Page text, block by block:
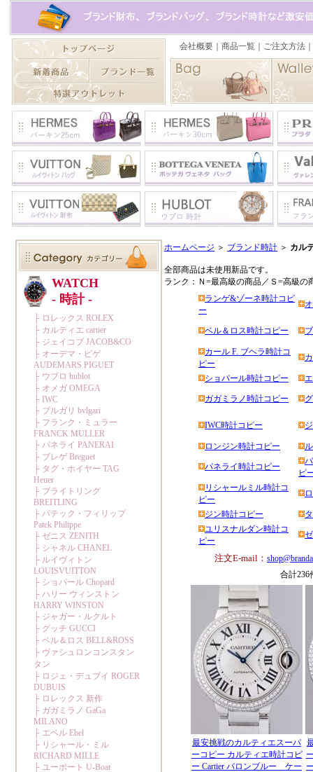
ホームページ ＞ ブランド時計 ＞ カル
全部商品は未使用新品です。
ランク：Ｎ=最高級の商品／Ｓ=高級の
ランゲ&ゾーネ時計コピ
ー
ベル＆ロス時計コピー
カール F. ブヘラ時計コ
ピー
ショパール時計コピー
ガガミラノ時計コピー
IWC時計コピー
ロンジン時計コピー
パネライ時計コピー
ピ
リシャールミル時計コ
ピー
ジン時計コピー
ユリスナルダン時計コ
ピー
注文E-mail：
合計236
最安挑戦のカルティエスーパ
ーコピー カルティエ時計コピ
ー Cartier バロンブルー ケー